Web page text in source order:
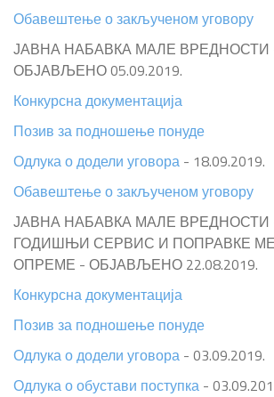
Обавештење о закљученом уговору
ЈАВНА НАБАВКА МАЛЕ ВРЕДНОСТИ
ОБЈАВЉЕНО 05.09.2019.
Конкурсна документација
Позив за подношење понуде
Одлука о додели уговора - 18.09.2019.
Обавештење о закљученом уговору
ЈАВНА НАБАВКА МАЛЕ
ГОДИШЊИ СЕРВИС И ПОПРАВКЕ
ОПРЕМЕ - ОБЈАВЉЕНО 22.08.2019.
Конкурсна документација
Позив за подношење понуде
Одлука о додели уговора - 03.09.2019.
Одлука о обустави поступка -